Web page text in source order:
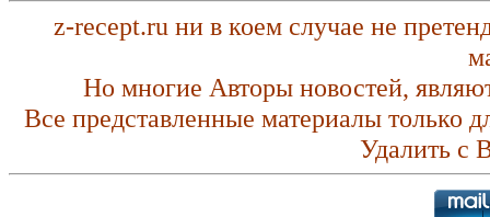
z-recept.ru ни в коем случае не
Но многие Авторы новостей,
Все представленные материалы только
Удалить с